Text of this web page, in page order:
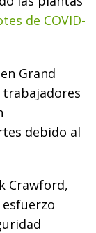
de COVID-
Grand
trabajadores
debido al
Crawford,